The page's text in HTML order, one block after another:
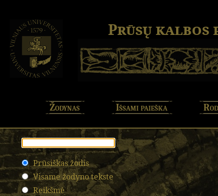
Prūsų kalbos
Žodynas Išsami paieška
Prūsiškas žodis
Visame žodyno tekste
Reikšmė